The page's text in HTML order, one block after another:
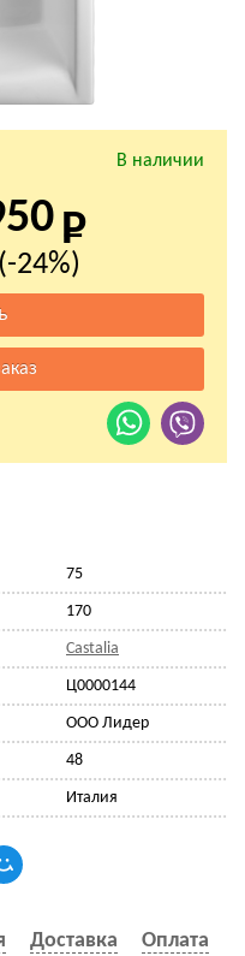
В наличии
(-24%)
75
170
Castalia
Ц0000144
ООО Лидер
48
Италия
Доставка
Оплата